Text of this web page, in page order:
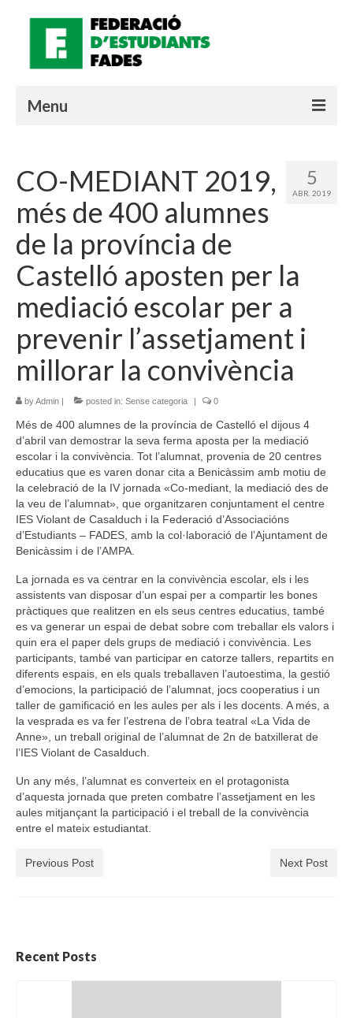
Menu
MATERIALS
QUÈ ESTÀ PASSANT?
LOGIN SOCIE
Valencià
5
ABR. 2019
CO-MEDIANT 2019,
més de 400 alumnes
de la província de
Castelló aposten per la
mediació escolar per a
prevenir l’assetjament i
millorar la convivència
byAdmin | posted in: Sense categoria | 0
Més de 400 alumnes de la província de Castelló el dijous 4
d’abril van demostrar la seva ferma aposta per la mediació
escolar i la convivència. Tot l’alumnat, provenia de 20 centres
educatius que es varen donar cita a Benicàssim amb motiu de
la celebració de la IV jornada «Co-mediant, la mediació des de
la veu de l’alumnat», que organitzaren conjuntament el centre
IES Violant de Casalduch i la Federació d’Associacións
d’Estudiants – FADES, amb la col·laboració de l’Ajuntament de
Benicàssim i de l’AMPA.
La jornada es va centrar en la convivència escolar, els i les
assistents van disposar d’un espai per a compartir les bones
pràctiques que realitzen en els seus centres educatius, també
es va generar un espai de debat sobre com treballar els valors i
quin era el paper dels grups de mediació i convivència. Les
participants, també van participar en catorze tallers, repartits en
diferents espais, en els quals treballaven l’autoestima, la gestió
d’emocions, la participació de l’alumnat, jocs cooperatius i un
taller de gamificació en les aules per als i les docents. A més, a
la vesprada es va fer l’estrena de l’obra teatral «La Vida de
Anne», un treball original de l’alumnat de 2n de batxillerat de
l’IES Violant de Casalduch.
Un any més, l’alumnat es converteix en el protagonista
d’aquesta jornada que preten combatre l’assetjament en les
aules mitjançant la participació i el treball de la convivència
entre el mateix estudiantat.
Previous Post Next Post
Recent Posts